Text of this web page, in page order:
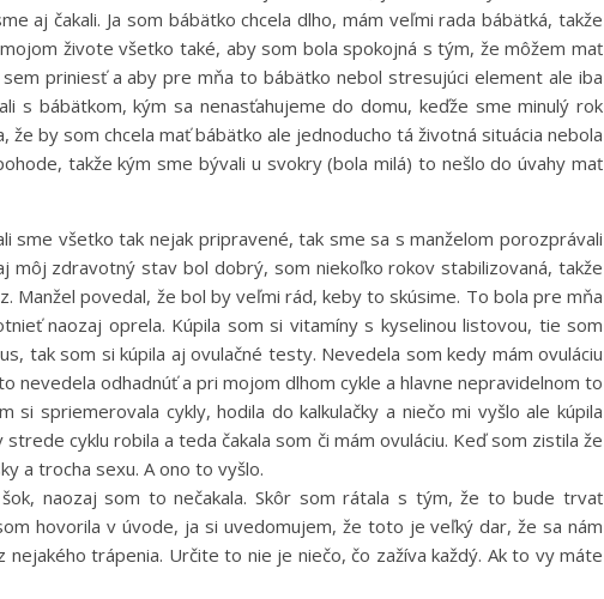
aj čakali. Ja som bábätko chcela dlho, mám veľmi rada bábätká, takže
živote všetko také, aby som bola spokojná s tým, že môžem mať
priniesť a aby pre mňa to bábätko nebol stresujúci element ale iba
s bábätkom, kým sa nenasťahujeme do domu, keďže sme minulý rok
že by som chcela mať bábätko ale jednoducho tá životná situácia nebola
takže kým sme bývali u svokry (bola milá) to nešlo do úvahy mať
sme všetko tak nejak pripravené, tak sme sa s manželom porozprávali
môj zdravotný stav bol dobrý, som niekoľko rokov stabilizovaná, takže
Manžel povedal, že bol by veľmi rád, keby to skúsime. To bola pre mňa
naozaj oprela. Kúpila som si vitamíny s kyselinou listovou, tie som
tak som si kúpila aj ovulačné testy. Nevedela som kedy mám ovuláciu
nevedela odhadnúť a pri mojom dlhom cykle a hlavne nepravidelnom to
si spriemerovala cykly, hodila do kalkulačky a niečo mi vyšlo ale kúpila
cyklu robila a teda čakala som či mám ovuláciu. Keď som zistila že
a trocha sexu. A ono to vyšlo.
naozaj som to nečakala. Skôr som rátala s tým, že to bude trvať
hovorila v úvode, ja si uvedomujem, že toto je veľký dar, že sa nám
trápenia. Určite to nie je niečo, čo zažíva každý. Ak to vy máte